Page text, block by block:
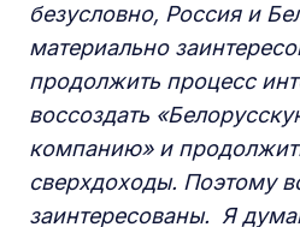
безусловно, Россия и
материально
продолжить процесс
воссоздать
компанию» и
сверхдоходы. Поэтому
заинтересованы. Я